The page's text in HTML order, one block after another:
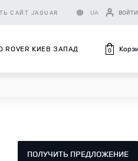
САЙТ JAGUAR UA ВОЙТИ
ROVER КИЕВ ЗАПАД 0
ПОЛУЧИТЬ ПРЕДЛОЖЕНИЕ